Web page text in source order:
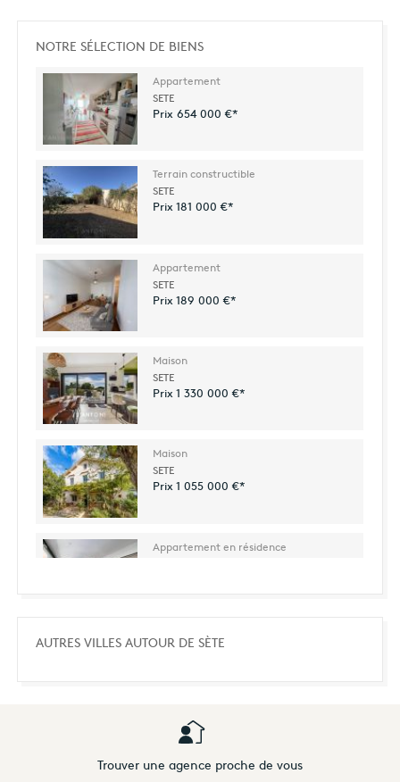
NOTRE SÉLECTION DE BIENS
Appartement
SETE
Prix 654 000 €*
Terrain constructible
SETE
Prix 181 000 €*
Appartement
SETE
Prix 189 000 €*
Maison
SETE
Prix 1 330 000 €*
Maison
SETE
Prix 1 055 000 €*
Appartement en résidence
Appartement
AUTRES VILLES AUTOUR DE SÈTE
Trouver une agence proche de vous